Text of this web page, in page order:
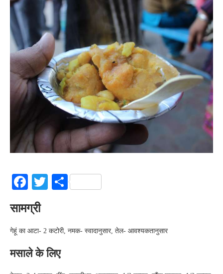
Facebook
Twitter
Share
सामग्री
गेहूं का आटा- 2 कटोरी, नमक- स्वादानुसार, तेल- आवश्यकतानुसार
मसाले के लिए